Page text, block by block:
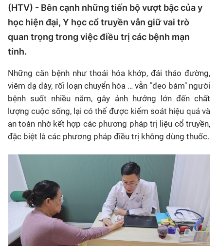
(HTV) - Bên cạnh những tiến bộ vượt bậc của y
học hiện đại, Y học cổ truyền vẫn giữ vai trò
quan trọng trong việc điều trị các bệnh mạn
tính.
Những căn bệnh như thoái hóa khớp, đái tháo đường,
viêm dạ dày, rối loạn chuyển hóa … vẫn "đeo bám" người
bệnh suốt nhiều năm, gây ảnh hưởng lớn đến chất
lượng cuộc sống, lại có thể được kiểm soát hiệu quả và
an toàn nhờ kết hợp các phương pháp trị liệu cổ truyền,
đặc biệt là các phương pháp điều trị không dùng thuốc.